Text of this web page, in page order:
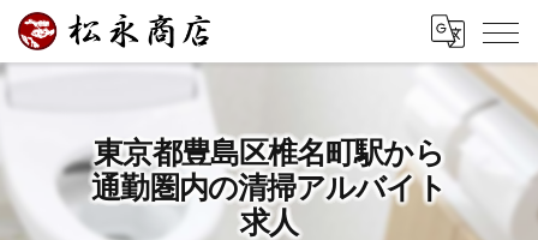
東京都豊島区椎名町駅から
通勤圏内の清掃アルバイト
求人